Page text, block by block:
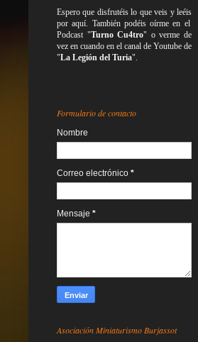
Espero que disfrutéis lo queveis yleéis
por aquí. También podéis oírme en el
Podcast "Turno Cu4tro" o verme de
vez en cuando en el canal de Youtube de
"La Legión del Turia".
Formulario de contacto
Nombre
Correo electrónico *
Mensaje *
Asociación Miniaturismo Burjassot